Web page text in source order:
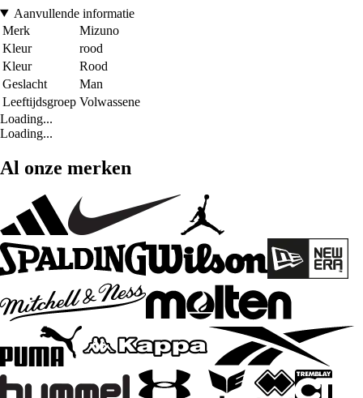
Aanvullende informatie
Merk
Mizuno
Kleur
rood
Kleur
Rood
Geslacht
Man
Leeftijdsgroep Volwassene
Loading...
Loading...
Al onze merken